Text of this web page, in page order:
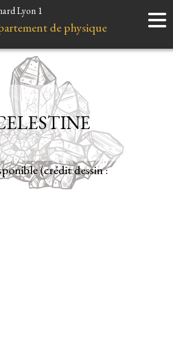
Accueil
Instruments
Liens et ressources
Lyon 1
de physique
(crédit dessin :